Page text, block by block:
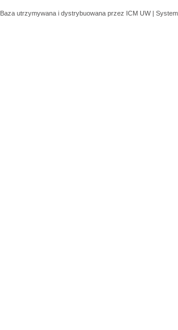
Baza utrzymywana i dystrybuowana przez ICM UW |